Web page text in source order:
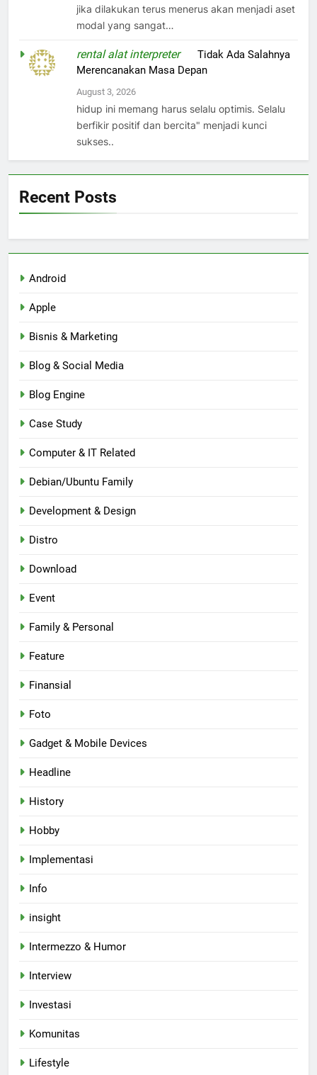
jika dilakukan terus menerus akan menjadi aset
modal yang sangat…
rental alat interpreteronTidak Ada Salahnya
Merencanakan Masa Depan
August 3, 2026
hidup ini memang harus selalu optimis. Selalu
berfikir positif dan bercita" menjadi kunci
sukses..
Recent Posts
Android
Apple
Bisnis & Marketing
Blog & Social Media
Blog Engine
Case Study
Computer & IT Related
Debian/Ubuntu Family
Development & Design
Distro
Download
Event
Family & Personal
Feature
Finansial
Foto
Gadget & Mobile Devices
Headline
History
Hobby
Implementasi
Info
insight
Intermezzo & Humor
Interview
Investasi
Komunitas
Lifestyle